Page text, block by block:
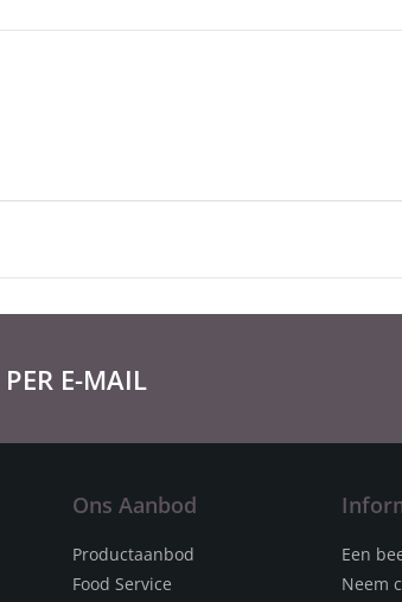
PER E-MAIL
Ons Aanbod
Productaanbod
Food Service
Een
Neem